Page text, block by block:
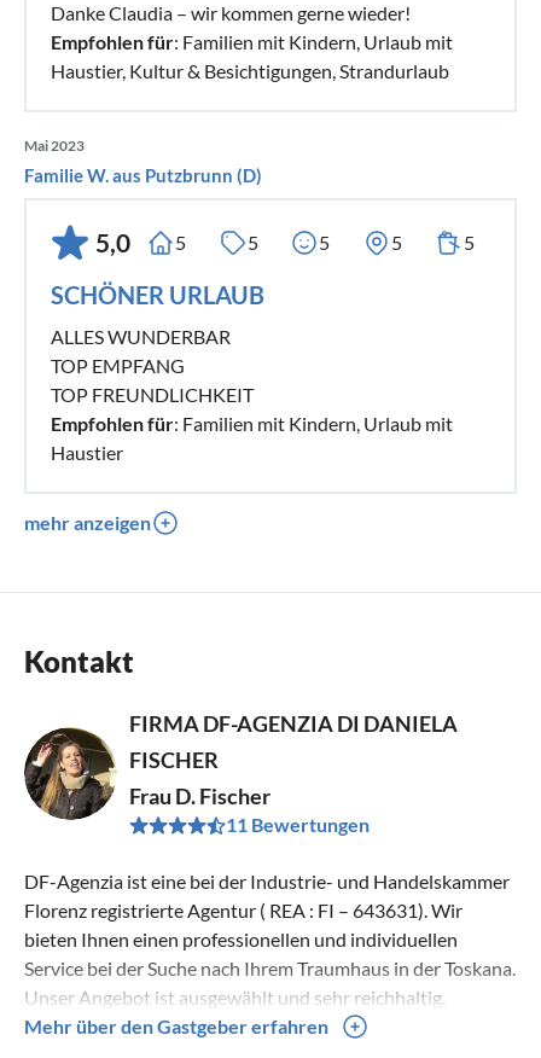
Danke Claudia – wir kommen gerne wieder!
Empfohlen für: Familien mit Kindern, Urlaub mit
Haustier, Kultur & Besichtigungen, Strandurlaub
Mai 2023
Familie W. aus Putzbrunn (D)
5,0 5 5 5 5 5
SCHÖNER URLAUB
ALLES WUNDERBAR
TOP EMPFANG
TOP FREUNDLICHKEIT
Empfohlen für: Familien mit Kindern, Urlaub mit
Haustier
mehr anzeigen
Kontakt
FIRMA DF-AGENZIA DI DANIELA
FISCHER
Frau D. Fischer
11 Bewertungen
DF-Agenzia ist eine bei der Industrie- und Handelskammer
Florenz registrierte Agentur ( REA : FI – 643631). Wir
bieten Ihnen einen professionellen und individuellen
Service bei der Suche nach Ihrem Traumhaus in der Toskana.
Unser Angebot ist ausgewählt und sehr reichhaltig.
Kontaktieren Sie uns, wir freue uns darauf von Ihnen zu
Mehr über den Gastgeber erfahren